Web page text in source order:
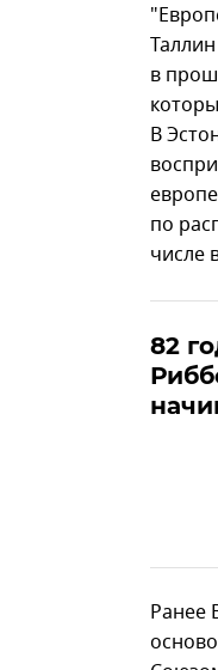
в
В
по
числе
82
Ранее